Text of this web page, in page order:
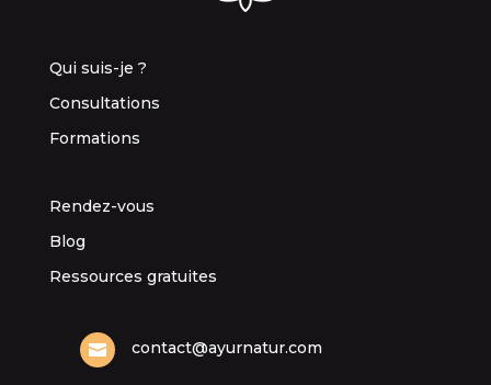
Qui suis-je ?
Consultations
Formations
Rendez-vous
Blog
Ressources gratuites
 contact@ayurnatur.com